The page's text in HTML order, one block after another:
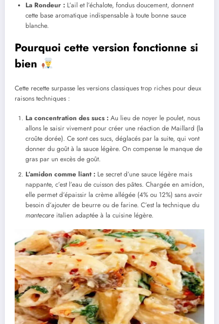
La Rondeur : L’ail et l’échalote, fondus doucement, donnent
cette base aromatique indispensable à toute bonne sauce
blanche.
Pourquoi cette version fonctionne si
bien
Cette recette surpasse les versions classiques trop riches pour deux
raisons techniques :
La concentration des sucs : Au lieu de noyer le poulet, nous
allons le saisir vivement pour créer une réaction de Maillard (la
croûte dorée). Ce sont ces sucs, déglacés par la suite, qui vont
donner du goût à la sauce légère. On compense le manque de
gras par un excès de goût.
L’amidon comme liant : Le secret d’une sauce légère mais
nappante, c’est l’eau de cuisson des pâtes. Chargée en amidon,
elle permet d’épaissir la crème allégée (4% ou 12%) sans avoir
besoin d’ajouter de beurre ou de farine. C’est la technique du
mantecare italien adaptée à la cuisine légère.